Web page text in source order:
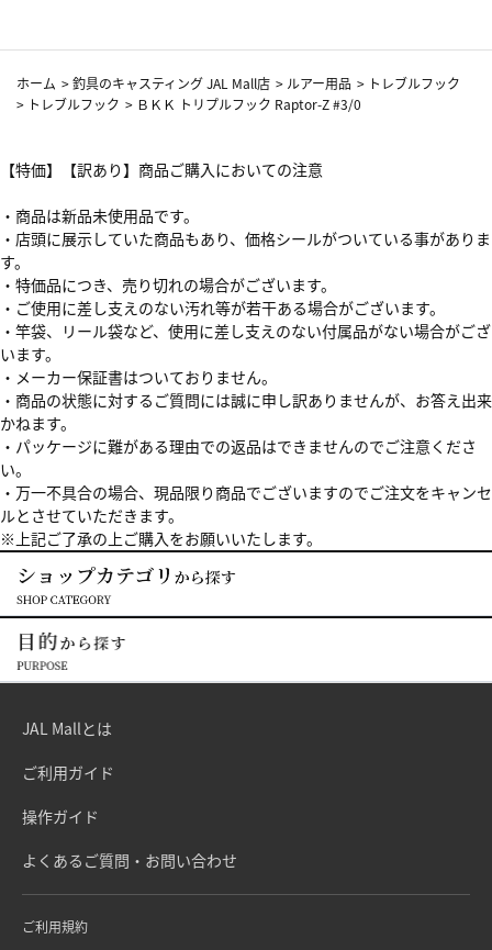
ホーム >釣具のキャスティング JAL Mall店 > ルアー用品 > トレブルフック
> トレブルフック > ＢＫＫ トリプルフック Raptor-Z #3/0
【特価】【訳あり】商品ご購入においての注意
・商品は新品未使用品です。
・店頭に展示していた商品もあり、価格シールがついている事がありま
す。
・特価品につき、売り切れの場合がございます。
・ご使用に差し支えのない汚れ等が若干ある場合がございます。
・竿袋、リール袋など、使用に差し支えのない付属品がない場合がござ
います。
・メーカー保証書はついておりません。
・商品の状態に対するご質問には誠に申し訳ありませんが、お答え出来
かねます。
・パッケージに難がある理由での返品はできませんのでご注意くださ
い。
・万一不具合の場合、現品限り商品でございますのでご注文をキャンセ
ルとさせていただきます。
※上記ご了承の上ご購入をお願いいたします。
JAL Mallとは
ご利用ガイド
操作ガイド
よくあるご質問・お問い合わせ
ご利用規約